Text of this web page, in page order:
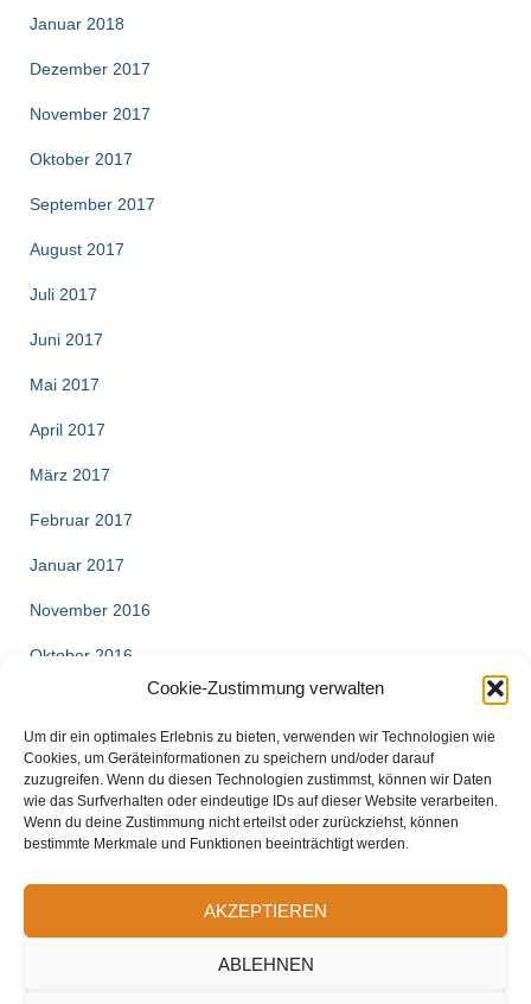
Cookie-Zustimmung verwalten
Um dir ein optimales Erlebnis zu bieten, verwenden wir Technologien wie
Cookies, um Geräteinformationen zu speichern und/oder darauf
zuzugreifen. Wenn du diesen Technologien zustimmst, können wir Daten
wie das Surfverhalten oder eindeutige IDs auf dieser Website verarbeiten.
Wenn du deine Zustimmung nicht erteilst oder zurückziehst, können
bestimmte Merkmale und Funktionen beeinträchtigt werden.
AKZEPTIEREN
ABLEHNEN
Januar 2018
Dezember 2017
November 2017
Oktober 2017
September 2017
August 2017
Juli 2017
Juni 2017
Mai 2017
April 2017
März 2017
Februar 2017
Januar 2017
November 2016
Oktober 2016